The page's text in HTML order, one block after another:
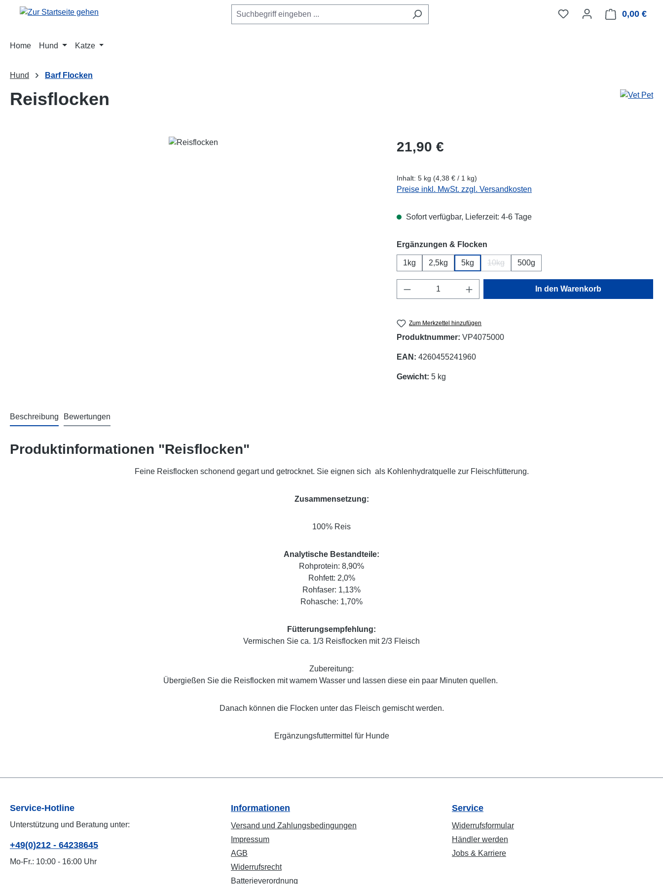
Hauptinhalt springen
Zur Suche springen
Zur Hauptnavigation springen 0,00 €
Home Hund Katze
Hund Barf Flocken
Reisflocken
Regulärer Preis:
21,90 €
Inhalt: 5 kg (4,38 € / 1 kg)
Preise inkl. MwSt. zzgl. Versandkosten
Sofort verfügbar, Lieferzeit: 4-6 Tage
Ergänzungen & Flocken
1kg 2,5kg 5kg 10kg
(Diese Option ist zurzeit nicht verfügbar.)
500g
Produkt Anzahl: Gib den gewünschten Wert ein
In den Warenkorb
Zum Merkzettel hinzufügen
Produktnummer: VP4075000
EAN: 4260455241960
Gewicht: 5 kg
Beschreibung Bewertungen
Produktinformationen "Reisflocken"
Feine Reisflocken schonend gegart und getrocknet. Sie eignen sich als Kohlenhydratquelle zur Fleischfütterung.
Zusammensetzung:
100% Reis
Analytische Bestandteile:
Rohprotein: 8,90%
Rohfett: 2,0%
Rohfaser: 1,13%
Rohasche: 1,70%
Fütterungsempfehlung:
Vermischen Sie ca. 1/3 Reisflocken mit 2/3 Fleisch
Zubereitung:
Übergießen Sie die Reisflocken mit wamem Wasser und lassen diese ein paar Minuten quellen.
Danach können die Flocken unter das Fleisch gemischt werden.
Ergänzungsfuttermittel für Hunde
Service-Hotline
Unterstützung und Beratung unter:
+49(0)212 - 64238645
Mo-Fr.: 10:00 - 16:00 Uhr
Informationen
Versand und Zahlungsbedingungen
Impressum
AGB
Widerrufsrecht
Batterieverordnung
Service
Widerrufsformular
Händler werden
Jobs & Karriere